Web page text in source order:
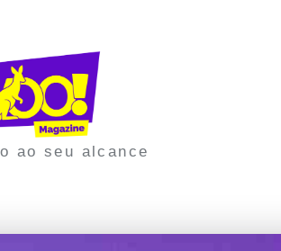
ao seu alcance